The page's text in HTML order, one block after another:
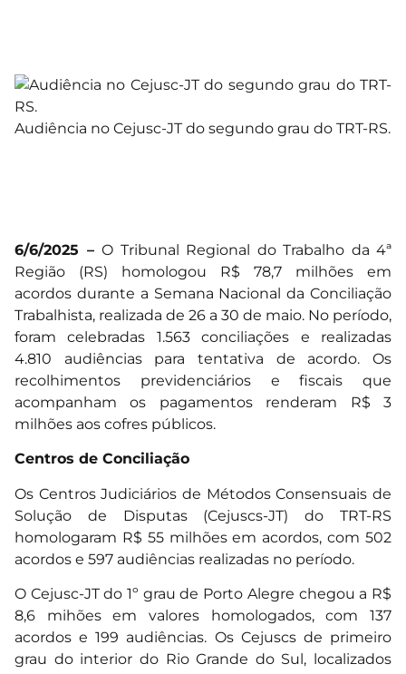
Audiência no Cejusc-JT do segundo grau do TRT-RS.
6/6/2025 – O Tribunal Regional do Trabalho da 4ª
Região (RS) homologou R$ 78,7 milhões em
acordos durante a Semana Nacional da Conciliação
Trabalhista, realizada de 26 a 30 de maio. No período,
foram celebradas 1.563 conciliações e realizadas
4.810 audiências para tentativa de acordo. Os
recolhimentos previdenciários e fiscais que
acompanham os pagamentos renderam R$ 3
milhões aos cofres públicos.
Centros de Conciliação
Os Centros Judiciários de Métodos Consensuais de
Solução de Disputas (Cejuscs-JT) do TRT-RS
homologaram R$ 55 milhões em acordos, com 502
acordos e 597 audiências realizadas no período.
O Cejusc-JT do 1º grau de Porto Alegre chegou a R$
8,6 mihões em valores homologados, com 137
acordos e 199 audiências. Os Cejuscs de primeiro
grau do interior do Rio Grande do Sul, localizados